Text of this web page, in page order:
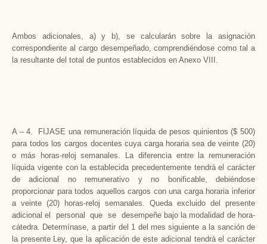
Ambos adicionales, a) y b), se calcularán sobre la asignación
correspondiente al cargo desempeñado, comprendiéndose como tal a
la resultante del total de puntos establecidos en Anexo VIII.
A – 4. FIJASE una remuneración líquida de pesos quinientos ($ 500)
para todos los cargos docentes cuya carga horaria sea de veinte (20)
o más horas-reloj semanales. La diferencia entre la remuneración
líquida vigente con la establecida precedentemente tendrá el carácter
de adicional no remunerativo y no bonificable, debiéndose
proporcionar para todos aquellos cargos con una carga horaria inferior
a veinte (20) horas-reloj semanales. Queda excluido del presente
adicional el personal que se desempeñe bajo la modalidad de hora-
cátedra. Determínase, a partir del 1 del mes siguiente a la sanción de
la presente Ley, que la aplicación de este adicional tendrá el carácter